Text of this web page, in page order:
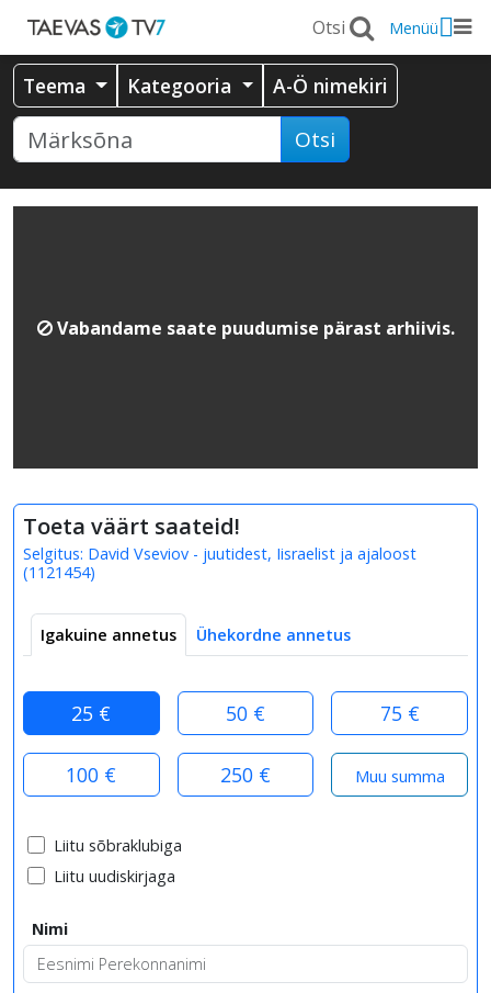
Menüü
Teema Kategooria A-Ö nimekiri
Otsi
Vabandame saate puudumise pärast arhiivis.
Toeta väärt saateid!
Selgitus: David Vseviov - juutidest, Iisraelist ja ajaloost
(1121454)
Igakuine annetus Ühekordne annetus
25 € 50 € 75 €
100 € 250 €
Liitu sõbraklubiga
Liitu uudiskirjaga
Nimi